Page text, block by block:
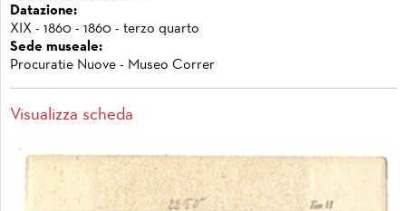
Datazione:
XIX - 1860 - 1860 - terzo quarto
Sede museale:
Procuratie Nuove - Museo Correr
Visualizza scheda